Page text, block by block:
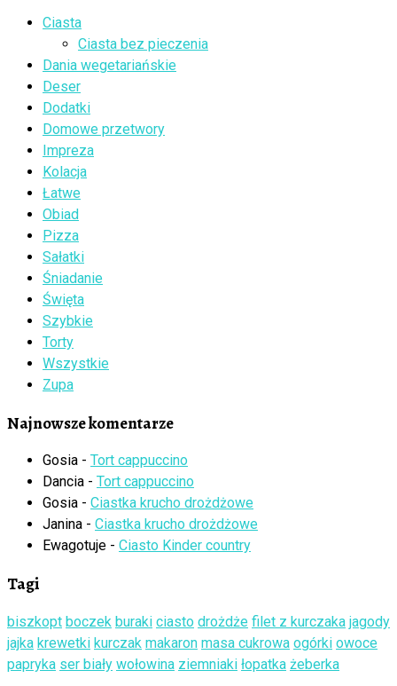
Ciasta
Ciasta bez pieczenia
Dania wegetariańskie
Deser
Dodatki
Domowe przetwory
Impreza
Kolacja
Łatwe
Obiad
Pizza
Sałatki
Śniadanie
Święta
Szybkie
Torty
Wszystkie
Zupa
Najnowsze komentarze
Gosia - Tort cappuccino
Dancia - Tort cappuccino
Gosia - Ciastka krucho drożdżowe
Janina - Ciastka krucho drożdżowe
Ewagotuje - Ciasto Kinder country
Tagi
biszkopt boczek buraki ciasto drożdże filet z kurczaka jagody
jajka krewetki kurczak makaron masa cukrowa ogórki owoce
papryka ser biały wołowina ziemniaki łopatka żeberka